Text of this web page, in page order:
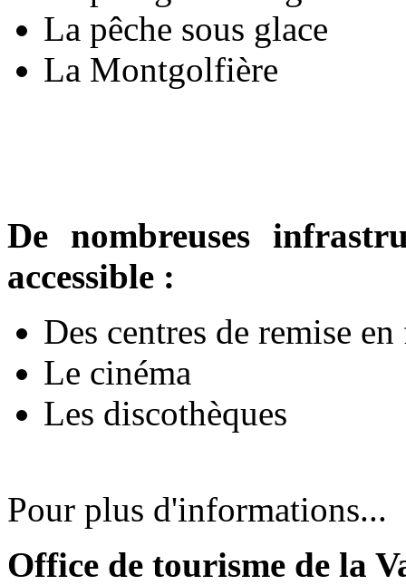
La pêche sous glace
La Montgolfière
De nombreuses
accessible :
Des centres de remise
Le cinéma
Les discothèques
Pour plus d'informations...
Office de tourisme de la